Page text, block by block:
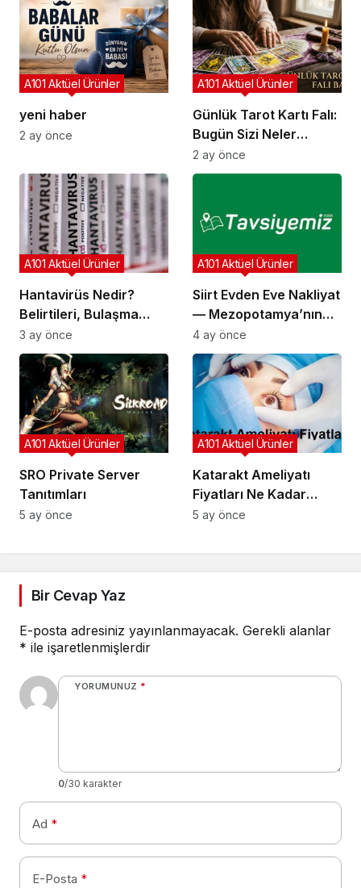
yeni haber
A101 Aktüel Ürünler
2 ay önce
Günlük Tarot Kartı Falı:
Bugün Sizi Neler
Bekliyor?
A101 Aktüel Ürünler
2 ay önce
Hantavirüs Nedir?
Belirtileri, Bulaşma
Yolları ve Korunma
Yöntemleri
A101 Aktüel Ürünler
3 ay önce
Siirt Evden Eve Nakliyat
— Mezopotamya’nın
Kapısında Güvenli
Taşınma
A101 Aktüel Ürünler
4 ay önce
SRO Private Server
Tanıtımları
A101 Aktüel Ürünler
5 ay önce
Katarakt Ameliyatı
Fiyatları Ne Kadar
2026: Güncel Liste
A101 Aktüel Ürünler
5 ay önce
Bir Cevap Yaz
E-posta adresiniz yayınlanmayacak. Gerekli alanlar
* ile işaretlenmişlerdir
YORUMUNUZ *
0/30 karakter
Ad *
E-Posta *